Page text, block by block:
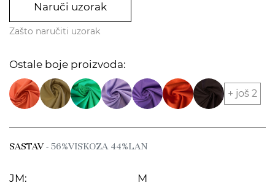
Naruči uzorak
Zašto naručiti uzorak
Ostale boje proizvoda:
+ još 2
SASTAV- 56%VISKOZA 44%LAN
JM:
M